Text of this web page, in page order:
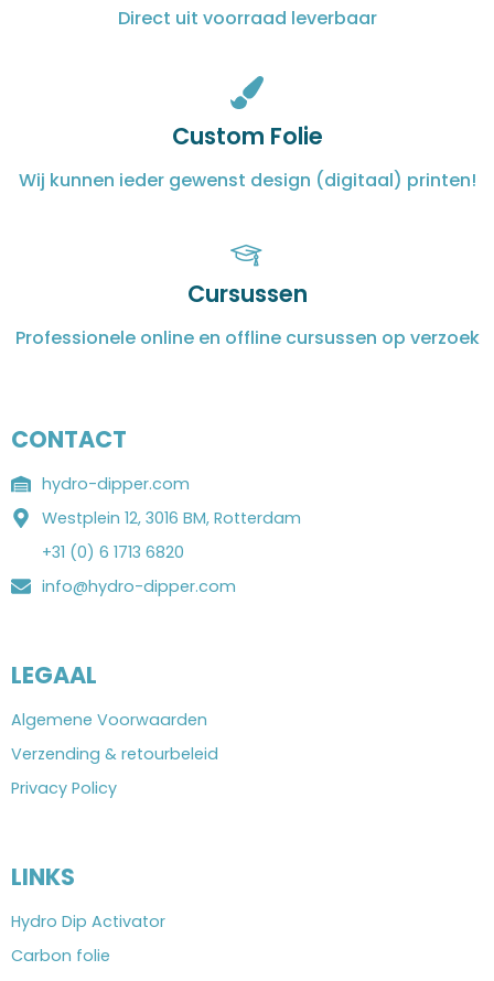
Direct uit voorraad leverbaar
Custom Folie
Wij kunnen ieder gewenst design (digitaal) printen!
Cursussen
Professionele online en offline cursussen op verzoek
CONTACT
hydro-dipper.com
Westplein 12, 3016 BM, Rotterdam
+31 (0) 6 1713 6820
info@hydro-dipper.com
LEGAAL
Algemene Voorwaarden
Verzending & retourbeleid
Privacy Policy
LINKS
Hydro Dip Activator
Carbon folie